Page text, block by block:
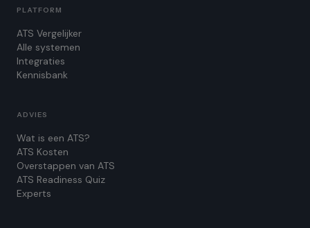
PLATFORM
ATS Vergelijker
Alle systemen
Integraties
Kennisbank
ADVIES
Wat is een ATS?
ATS Kosten
Overstappen van ATS
ATS Readiness Quiz
Experts